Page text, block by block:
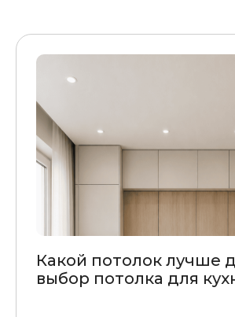
Какой потолок лучше
выбор потолка для